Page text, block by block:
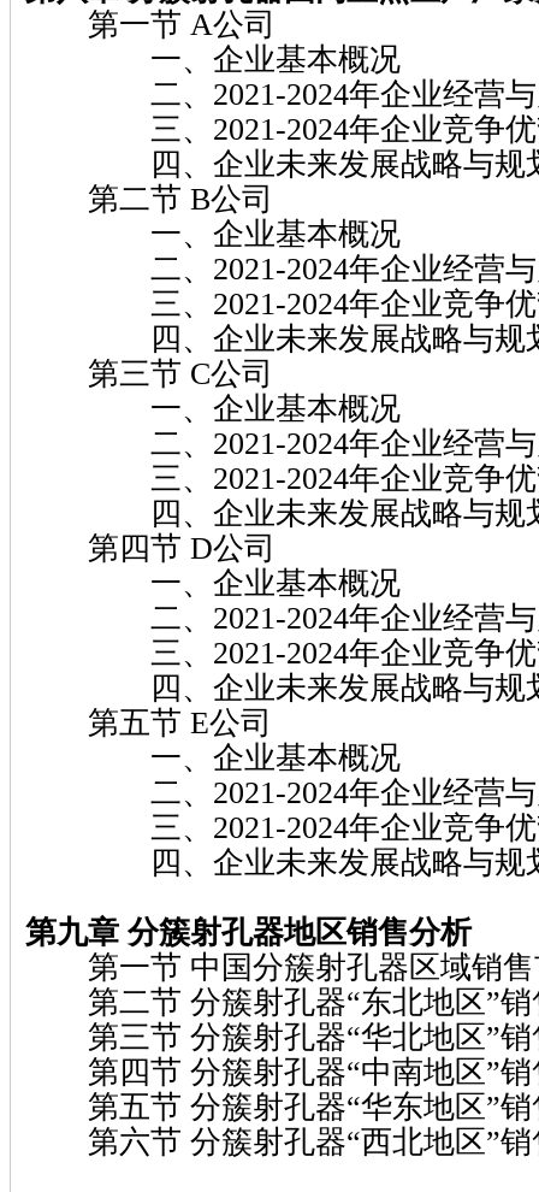
第一节 A公司
一、企业基本概况
二、2021-2024年企业经营与
三、2021-2024年企业竞争优
四、企业未来发展战略与规
第二节 B公司
一、企业基本概况
二、2021-2024年企业经营与
三、2021-2024年企业竞争优
四、企业未来发展战略与规
第三节 C公司
一、企业基本概况
二、2021-2024年企业经营与
三、2021-2024年企业竞争优
四、企业未来发展战略与规
第四节 D公司
一、企业基本概况
二、2021-2024年企业经营与
三、2021-2024年企业竞争优
四、企业未来发展战略与规
第五节 E公司
一、企业基本概况
二、2021-2024年企业经营与
三、2021-2024年企业竞争优
四、企业未来发展战略与规
第九章 分簇射孔器地区销售分析
第一节 中国分簇射孔器区域销售
第二节 分簇射孔器“东北地区”销
第三节 分簇射孔器“华北地区”销
第四节 分簇射孔器“中南地区”销
第五节 分簇射孔器“华东地区”销
第六节 分簇射孔器“西北地区”销